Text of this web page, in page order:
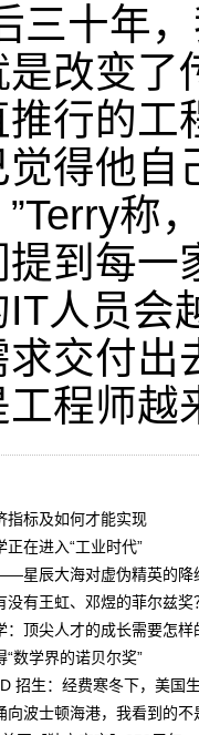
三十年
改变了
行的
得他自
称
到每
人员会
交付
程师越
指标及如何才能实现
在进入“工业时代”
星辰大海对虚伪精英的降
没有王虹、邓煜的菲尔兹奖
：顶尖人才的成长需要怎样
数学界的诺贝尔奖”
招生：经费寒冬下，美国
向波士顿海港，我看到的不